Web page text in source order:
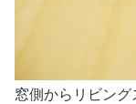
窓側からリビン